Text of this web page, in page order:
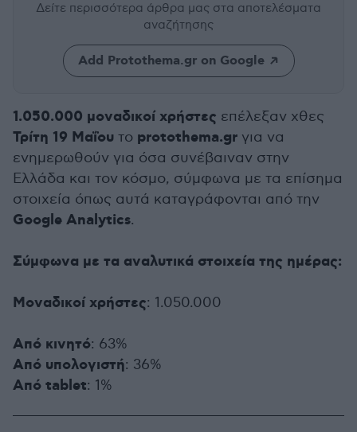
Δείτε περισσότερα άρθρα μας στα αποτελέσματα
αναζήτησης
Add Protothema.gr on Google
1.050.000 μοναδικοί χρήστες επέλεξαν χθες
Τρίτη 19 Μαΐου το protothema.gr για να
ενημερωθούν για όσα συνέβαιναν στην
Ελλάδα και τον κόσμο, σύμφωνα με τα επίσημα
στοιχεία όπως αυτά καταγράφονται από την
Google Analytics.
Σύμφωνα με τα αναλυτικά στοιχεία της ημέρας:
Μοναδικοί χρήστες: 1.050.000
Από κινητό: 63%
Από υπολογιστή: 36%
Από tablet: 1%